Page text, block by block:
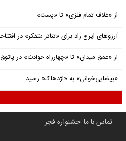
از «غلاف تمام فلزی» تا «پست»
آرزوهای ایرج راد برای «تئاتر متفکر» در
از «عمق میدان» تا «چهارراه حوادث» در
«بیضایی‌خوانی» به «اژدهاک» رسید
تماس با ما جشنواره فجر